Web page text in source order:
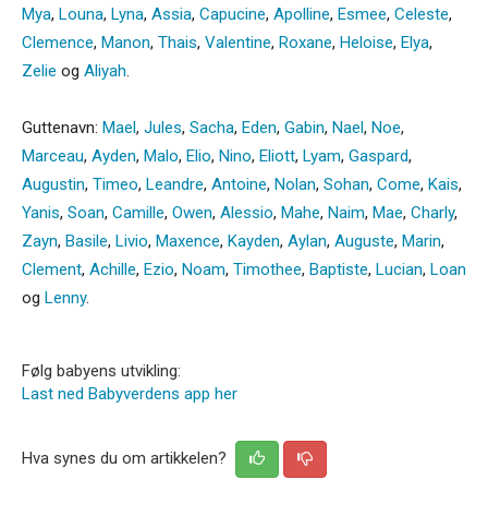
Mya, Louna, Lyna, Assia, Capucine, Apolline, Esmee, Celeste,
Clemence, Manon, Thais, Valentine, Roxane, Heloise, Elya,
Zelie og Aliyah.
Guttenavn: Mael, Jules, Sacha, Eden, Gabin, Nael, Noe,
Marceau, Ayden, Malo, Elio, Nino, Eliott, Lyam, Gaspard,
Augustin, Timeo, Leandre, Antoine, Nolan, Sohan, Come, Kais,
Yanis, Soan, Camille, Owen, Alessio, Mahe, Naim, Mae, Charly,
Zayn, Basile, Livio, Maxence, Kayden, Aylan, Auguste, Marin,
Clement, Achille, Ezio, Noam, Timothee, Baptiste, Lucian, Loan
og Lenny.
Følg babyens utvikling:
Last ned Babyverdens app her
Hva synes du om artikkelen?